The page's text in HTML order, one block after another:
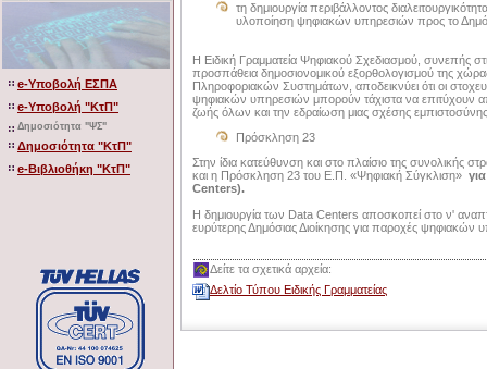
e-Υποβολή ΕΣΠΑ
e-Υποβολή "ΚτΠ"
Δημοσιότητα "ΨΣ"
Δημοσιότητα "ΚτΠ"
e-Βιβλιοθήκη "ΚτΠ"
τη δημιουργία περιβάλλοντος
υλοποίηση ψηφιακών υπηρεσιών προς το
Η Ειδική Γραμματεία Ψηφιακού Σχεδιασμού, συνεπής
προσπάθεια δημοσιονομικού εξορθολογισμού της
Πληροφοριακών Συστημάτων, αποδεικνύει ότι οι
ψηφιακών υπηρεσιών μπορούν τάχιστα να επιτύχουν
ζωής όλων και την εδραίωση μιας σχέσης
Πρόσκληση 23
Στην ίδια κατεύθυνση και στο πλαίσιο της συνολικής
και η Πρόσκληση 23 του Ε.Π. «Ψηφιακή Σύγκλιση»
Centers).
Η δημιουργία των Data Centers αποσκοπεί στο ν'
ευρύτερης Δημόσιας Διοίκησης για παροχές ψηφιακών
Δείτε τα σχετικά αρχεία:
Δελτίο Τύπου Ειδικής Γραμματείας